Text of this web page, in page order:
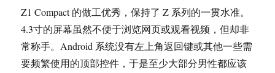
Z1 Compact 的做工优秀，保持了 Z 系列的一贯水准。
4.3寸的屏幕虽然不便于浏览网页或观看视频，但却非
常称手。Android 系统没有左上角返回键或其他一些需
要频繁使用的顶部控件，于是至少大部分男性都应该